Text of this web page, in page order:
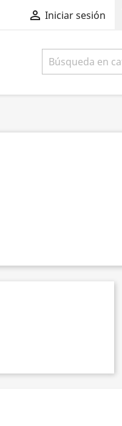
 Iniciar sesión